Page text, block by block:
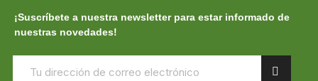
¡Suscríbete a nuestra newsletter para estar informado de
nuestras novedades!